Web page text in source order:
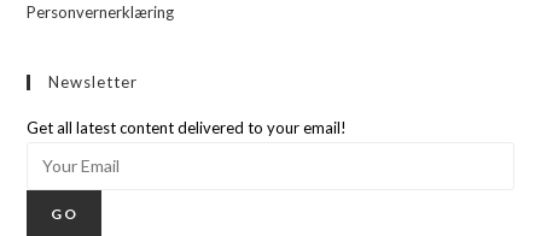
Personvernerklæring
Newsletter
Get all latest content delivered to your email!
GO